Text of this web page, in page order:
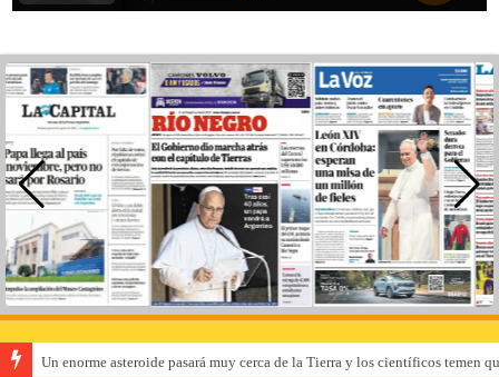
Un enorme asteroide pasará muy cerca de la Tierra y los científicos temen